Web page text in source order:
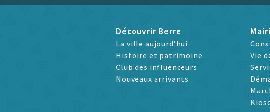
Découvrir Berre
La ville aujourd’hui
Histoire et patrimoine
Club des influenceurs
Nouveaux arrivants
Vie